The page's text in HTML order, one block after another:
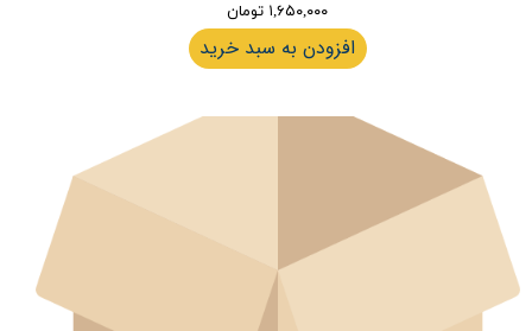
۱,۶۵۰,۰۰۰ تومان
افزودن به سبد خرید